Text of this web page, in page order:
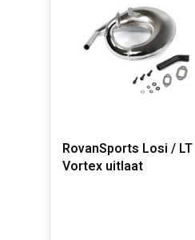
RovanSports Losi / LT
Vortex uitlaat